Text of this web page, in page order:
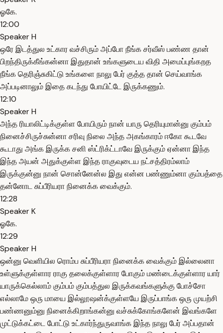
ஓகே.
12:00
Speaker H
ஒரே இடத்துல உட்கார வச்சிரும் அப்போ நீங்க சர்வீஸ் பண்ண தான்
பிறந்திருக்கீங்கன்னா இதுதான் உங்களுடைய விதி அமைப்புங்கறத
நீங்க தெரிஞ்சுகிட்டு உங்களை நாலு பேர் குத்த தான் செய்வாங்க
அப்படினாலும் இதை கடந்து போயிட்டே இருக்கணும்.
12:10
Speaker H
அந்த ரியாலிட்டிக்குள்ள போயிரும் நான் யாரு தெரியுமான்னு கும்பம்
நினைச்சிருச்சுன்னா சரிவு நிலை அந்த அகங்காரம் ஈகோ கூடவே
கூடாது அங்க இருக்க சனி ஸ்ட்ரிக்ட்டாவே இருக்கும் ஏன்னா இந்த
இந்த அயன் அதுக்குள்ள இந்த ராகுவுடைய நட்சத்திரம்லாம்
இருக்குன்னு நான் சொன்னேன்ல இது என்ன பண்ணும்னா கும்பத்தை
தன்னோட சுப்பீரியரா நினைக்க வைக்கும்.
12:28
Speaker K
ஓகே.
12:29
Speaker H
ஒன்னு வெளியில ரொம்ப சுப்பீரியரா நினைக்க வைக்கும் இல்லைனா
உள்ளுக்குள்ளார ராகு தலைக்குள்ளார போகும் மண்டைக்குள்ளார யார்
யாருக்கெல்லாம் கும்பம் கும்பத்துல இருக்கவங்களுக்கு போச்சோ
எல்லாமே ஒரு மாயை இல்லூஷன்க்குள்ளயே இருப்பாங்க ஒரு முயற்சி
பண்ணனும்னு நினைக்கிறாங்கன்னு வச்சுக்கோங்களேன் இவங்களே
முட்டுக்கட்டை போட்டு உட்கார்ந்துருவாங்க இந்த நாலு பேர் அப்பதான்